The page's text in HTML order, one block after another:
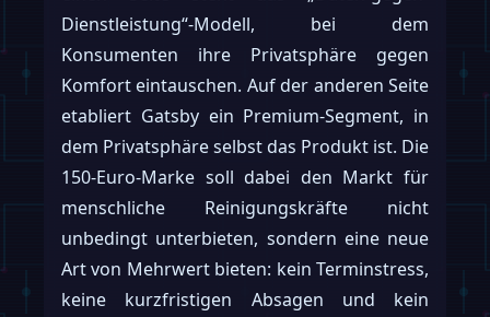
Dienstleistung“-Modell, bei dem
Konsumenten ihre Privatsphäre gegen
Komfort eintauschen. Auf der anderen Seite
etabliert Gatsby ein Premium-Segment, in
dem Privatsphäre selbst das Produkt ist. Die
150-Euro-Marke soll dabei den Markt für
menschliche Reinigungskräfte nicht
unbedingt unterbieten, sondern eine neue
Art von Mehrwert bieten: kein Terminstress,
keine kurzfristigen Absagen und kein